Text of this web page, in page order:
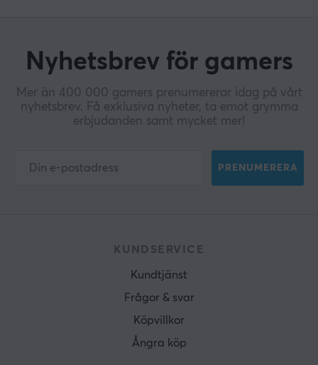
Nyhetsbrev för gamers
Mer än 400 000 gamers prenumererar idag på vårt
nyhetsbrev. Få exklusiva nyheter, ta emot grymma
erbjudanden samt mycket mer!
PRENUMERERA
KUNDSERVICE
Kundtjänst
Frågor & svar
Köpvillkor
Ångra köp